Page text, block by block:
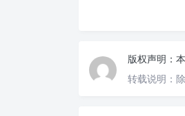
版权声明：
转载说明：